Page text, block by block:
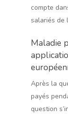
compte
salariés de
Maladie
Après la
payés
question